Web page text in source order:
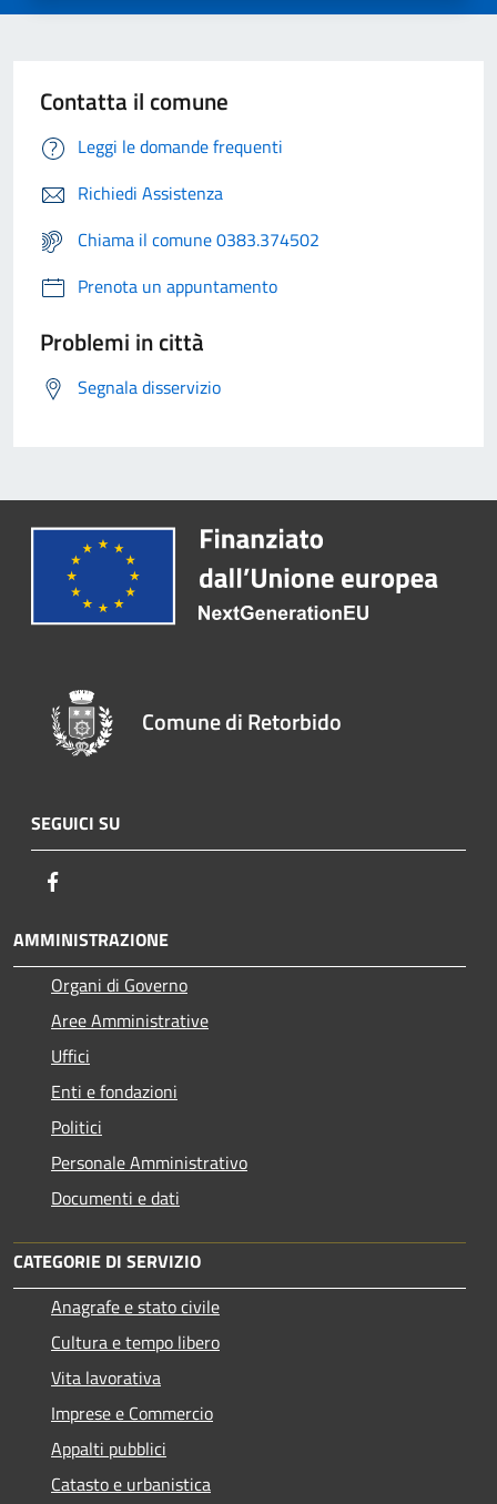
Contatta il comune
Leggi le domande frequenti
Richiedi Assistenza
Chiama il comune 0383.374502
Prenota un appuntamento
Problemi in città
Segnala disservizio
Comune di Retorbido
SEGUICI SU
AMMINISTRAZIONE
Organi di Governo
Aree Amministrative
Uffici
Enti e fondazioni
Politici
Personale Amministrativo
Documenti e dati
CATEGORIE DI SERVIZIO
Anagrafe e stato civile
Cultura e tempo libero
Vita lavorativa
Imprese e Commercio
Appalti pubblici
Catasto e urbanistica